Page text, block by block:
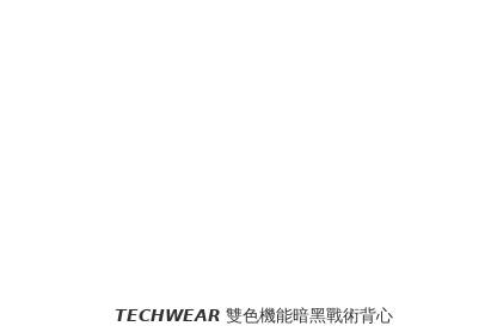
𝙏𝙀𝘾𝙃𝙒𝙀𝘼𝙍 雙色機能暗黑戰術背心